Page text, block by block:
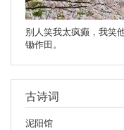
别人笑我太疯癫，我笑
锄作田。
古诗词
泥阳馆